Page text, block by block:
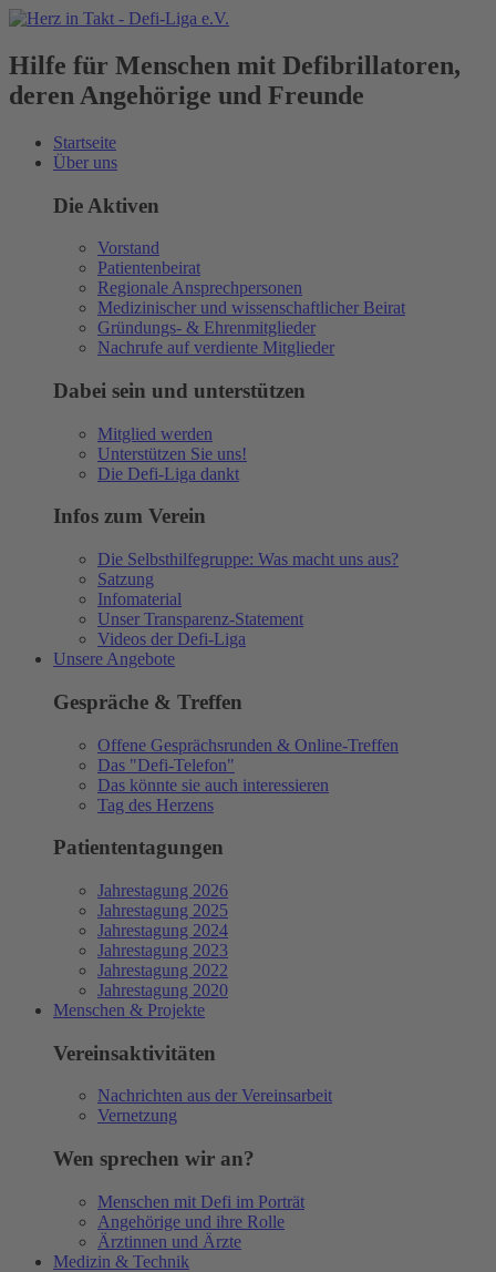
Hilfe für Menschen mit Defibrillatoren,
deren Angehörige und Freunde
Startseite
Über uns
Die Aktiven
Vorstand
Patientenbeirat
Regionale Ansprechpersonen
Medizinischer und wissenschaftlicher Beirat
Gründungs- & Ehrenmitglieder
Nachrufe auf verdiente Mitglieder
Dabei sein und unterstützen
Mitglied werden
Unterstützen Sie uns!
Die Defi-Liga dankt
Infos zum Verein
Die Selbsthilfegruppe: Was macht uns aus?
Satzung
Infomaterial
Unser Transparenz-Statement
Videos der Defi-Liga
Unsere Angebote
Gespräche & Treffen
Offene Gesprächsrunden & Online-Treffen
Das "Defi-Telefon"
Das könnte sie auch interessieren
Tag des Herzens
Patiententagungen
Jahrestagung 2026
Jahrestagung 2025
Jahrestagung 2024
Jahrestagung 2023
Jahrestagung 2022
Jahrestagung 2020
Menschen & Projekte
Vereinsaktivitäten
Nachrichten aus der Vereinsarbeit
Vernetzung
Wen sprechen wir an?
Menschen mit Defi im Porträt
Angehörige und ihre Rolle
Ärztinnen und Ärzte
Medizin & Technik